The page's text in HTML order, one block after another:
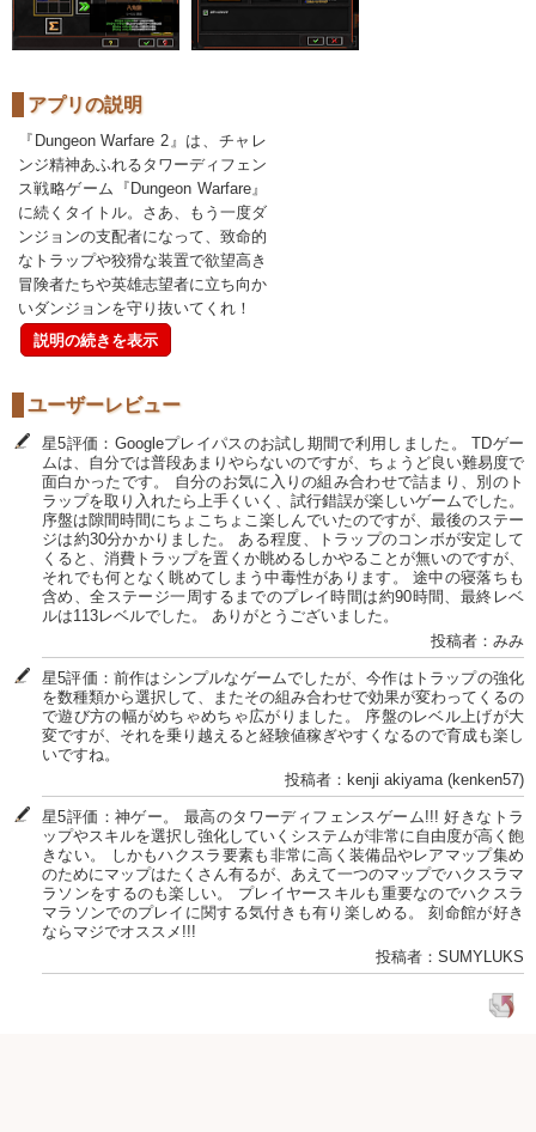
アプリの説明
『Dungeon Warfare 2』は、チャレ
ンジ精神あふれるタワーディフェン
ス戦略ゲーム『Dungeon Warfare』
に続くタイトル。さあ、もう一度ダ
ンジョンの支配者になって、致命的
なトラップや狡猾な装置で欲望高き
冒険者たちや英雄志望者に立ち向か
いダンジョンを守り抜いてくれ！
説明の続きを表示
ユーザーレビュー
星5評価：Googleプレイパスのお試し期間で利用しました。 TDゲー
ムは、自分では普段あまりやらないのですが、ちょうど良い難易度で
面白かったです。 自分のお気に入りの組み合わせで詰まり、別のト
ラップを取り入れたら上手くいく、試行錯誤が楽しいゲームでした。
序盤は隙間時間にちょこちょこ楽しんでいたのですが、最後のステー
ジは約30分かかりました。 ある程度、トラップのコンボが安定して
くると、消費トラップを置くか眺めるしかやることが無いのですが、
それでも何となく眺めてしまう中毒性があります。 途中の寝落ちも
含め、全ステージ一周するまでのプレイ時間は約90時間、最終レベ
ルは113レベルでした。 ありがとうございました。
投稿者：みみ
星5評価：前作はシンプルなゲームでしたが、今作はトラップの強化
を数種類から選択して、またその組み合わせで効果が変わってくるの
で遊び方の幅がめちゃめちゃ広がりました。 序盤のレベル上げが大
変ですが、それを乗り越えると経験値稼ぎやすくなるので育成も楽し
いですね。
投稿者：kenji akiyama (kenken57)
星5評価：神ゲー。 最高のタワーディフェンスゲーム!!! 好きなトラ
ップやスキルを選択し強化していくシステムが非常に自由度が高く飽
きない。 しかもハクスラ要素も非常に高く装備品やレアマップ集め
のためにマップはたくさん有るが、あえて一つのマップでハクスラマ
ラソンをするのも楽しい。 プレイヤースキルも重要なのでハクスラ
マラソンでのプレイに関する気付きも有り楽しめる。 刻命館が好き
ならマジでオススメ!!!
投稿者：SUMYLUKS